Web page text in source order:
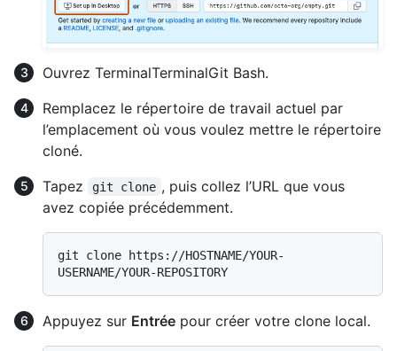
Ouvrez TerminalTerminalGit Bash.
Remplacez le répertoire de travail actuel par
l’emplacement où vous voulez mettre le répertoire
cloné.
Tapez
git clone , puis collez l’URL que vous
avez copiée précédemment.
git clone https://HOSTNAME/YOUR-
Appuyez sur Entrée pour créer votre clone local.